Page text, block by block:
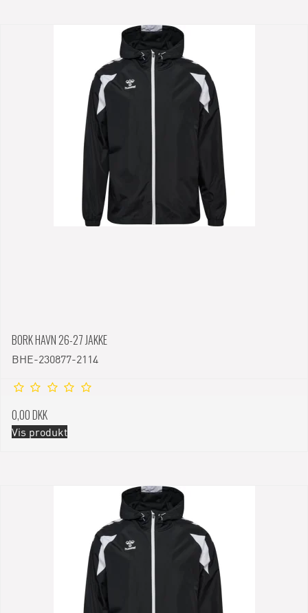
BORK HAVN 26-27 JAKKE
BHE-230877-2114
0,00 DKK
Vis produkt